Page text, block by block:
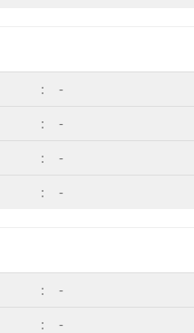
:
-
:
-
:
-
: -
:
-
:
-